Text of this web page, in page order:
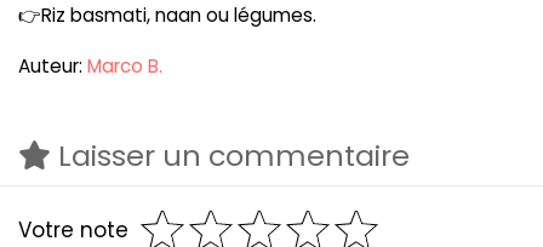
👉Riz basmati, naan ou légumes.
Auteur: Marco B.
Laisser un commentaire
Votre note